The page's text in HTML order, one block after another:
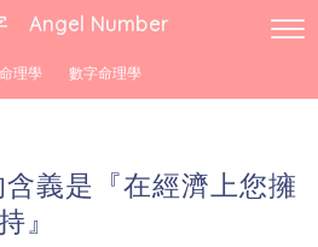
Angel Number
理學 數字命理學
義是『在經濟上您擁
』